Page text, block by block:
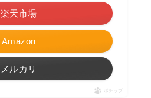
Amazon
楽天市場
メルカリ
ポチップ